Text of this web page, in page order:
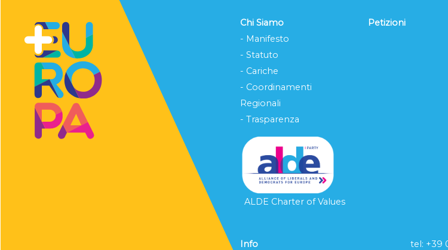
Chi Siamo
- Manifesto
- Statuto
- Cariche
- Coordinamenti
Regionali
- Trasparenza
ALDE Charter of Values
Petizioni
Info tel: ‭+39